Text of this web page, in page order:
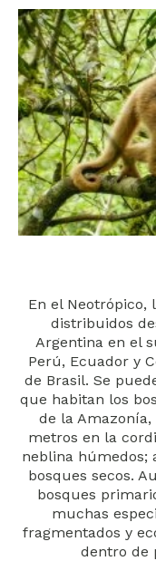
En el Neotrópico,
distribuidos
Argentina en el
Perú, Ecuador y
de Brasil. Se
que habitan los
de la
metros en la
neblina húmedos;
bosques secos.
bosques
muchas
fragmentados y
dentro de